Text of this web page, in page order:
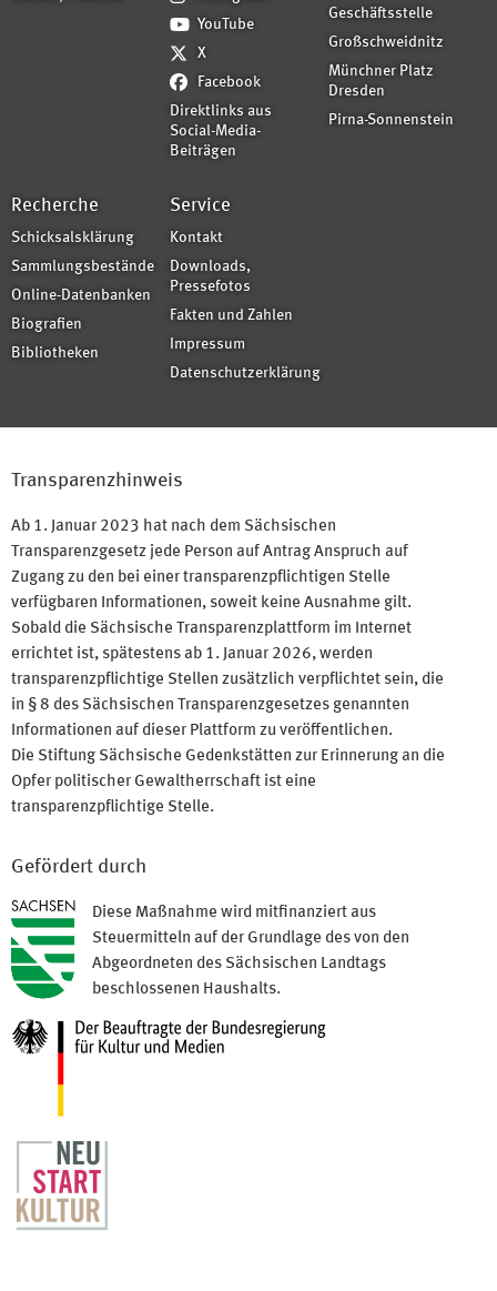
YouTube
X
Facebook
Direktlinks aus
Social-Media-
Beiträgen
Geschäftsstelle
Großschweidnitz
Münchner Platz
Dresden
Pirna-Sonnenstein
Recherche
Schicksalsklärung
Sammlungsbestände
Online-Datenbanken
Biografien
Bibliotheken
Service
Kontakt
Downloads,
Pressefotos
Fakten und Zahlen
Impressum
Datenschutzerklärung
Transparenzhinweis
Ab 1. Januar 2023 hat nach dem Sächsischen
Transparenzgesetz jede Person auf Antrag Anspruch auf
Zugang zu den bei einer transparenzpflichtigen Stelle
verfügbaren Informationen, soweit keine Ausnahme gilt.
Sobald die Sächsische Transparenzplattform im Internet
errichtet ist, spätestens ab 1. Januar 2026, werden
transparenzpflichtige Stellen zusätzlich verpflichtet sein, die
in § 8 des Sächsischen Transparenzgesetzes genannten
Informationen auf dieser Plattform zu veröffentlichen.
Die Stiftung Sächsische Gedenkstätten zur Erinnerung an die
Opfer politischer Gewaltherrschaft ist eine
transparenzpflichtige Stelle.
Gefördert durch
Diese Maßnahme wird mitfinanziert aus
Steuermitteln auf der Grundlage des von den
Abgeordneten des Sächsischen Landtags
beschlossenen Haushalts.